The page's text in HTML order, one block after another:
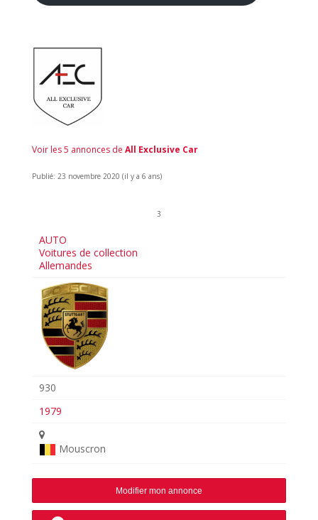
Voir les 5 annonces de All Exclusive Car
Publié: 23 novembre 2020 (il y a 6 ans)
3
AUTO
Voitures de collection
Allemandes
930
1979
Mouscron
Modifier mon annonce